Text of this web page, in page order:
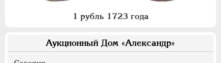
1 рубль 1723 года
Аукционный Дом «Александр»